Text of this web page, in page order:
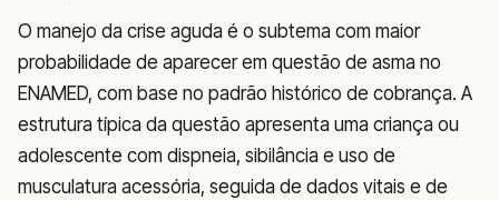
O manejo da crise aguda é o subtema com maior
probabilidade de aparecer em questão de asma no
ENAMED, com base no padrão histórico de cobrança. A
estrutura típica da questão apresenta uma criança ou
adolescente com dispneia, sibilância e uso de
musculatura acessória, seguida de dados vitais e de